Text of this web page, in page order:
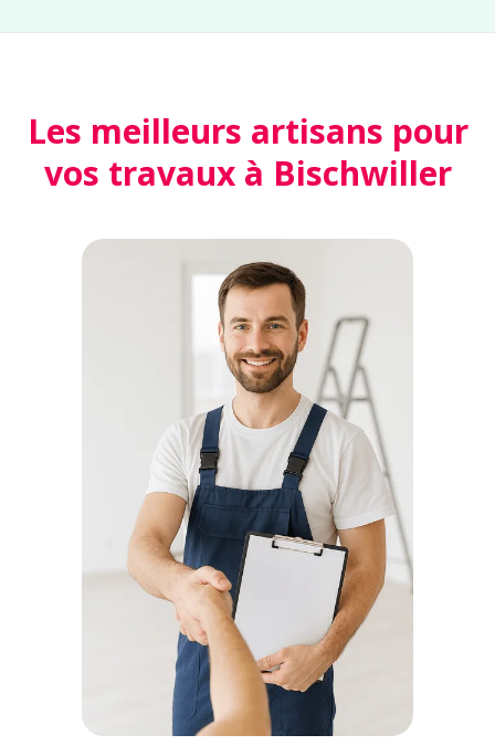
Les meilleurs artisans pour
vos travaux à Bischwiller